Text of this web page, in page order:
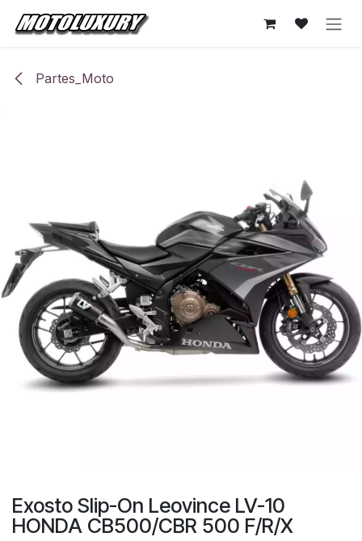
Ir al contenido
Partes_Moto
Exosto Slip-On Leovince LV-10
HONDA CB500/CBR 500 F/R/X